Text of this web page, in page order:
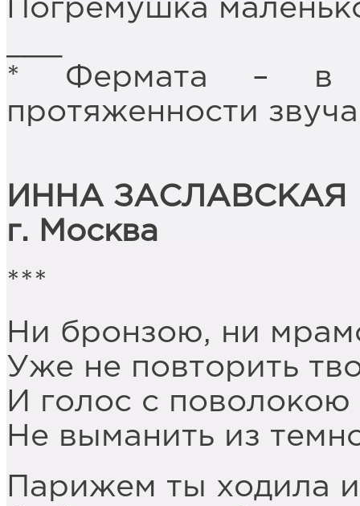
Погремушка
* Фермата – в
протяженности
ИННА ЗАСЛАВСКАЯ
г. Москва
***
Ни бронзою, ни
Уже не повторить
И голос с
Не выманить из
Парижем ты ходила